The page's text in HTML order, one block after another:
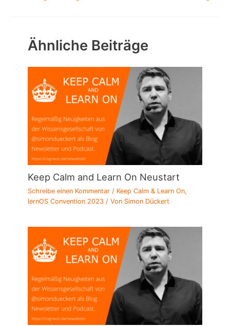
Ähnliche Beiträge
Keep Calm and Learn On Neustart
Schreibe einen Kommentar / Keep Calm & Learn On,
lernOS Convention 2023 / Von Simon Dückert